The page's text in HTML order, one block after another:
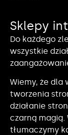
Sklepy
Do każdego
wszystkie
Wiemy, że
tworzenia
działanie
czarną magią.
tłumaczymy